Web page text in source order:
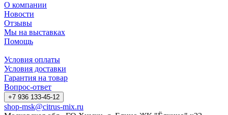
О компании
Новости
Отзывы
Мы на выставках
Помощь
Условия оплаты
Условия доставки
Гарантия на товар
Вопрос-ответ
+7 936 133-45-12
shop-msk@citrus-mix.ru